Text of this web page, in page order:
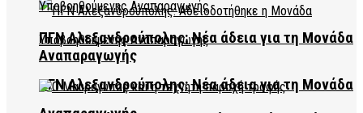
ΠΓΝ Αλεξανδρούπολης: Νέα άδεια για τη Μονάδα
ΠΓΝ Αλεξανδρούπολης: Νέα άδεια για τη Μονάδα
Αναπαραγωγής